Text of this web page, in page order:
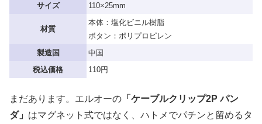
サイズ
110×25mm
材質
本体：塩化ビニル樹脂
ボタン：ポリプロピレン
製造国
中国
税込価格
110円
まだあります。エルオーの 「ケーブルクリップ2P パン
ダ」 はマグネット式ではなく、ハトメでパチンと留めるタ